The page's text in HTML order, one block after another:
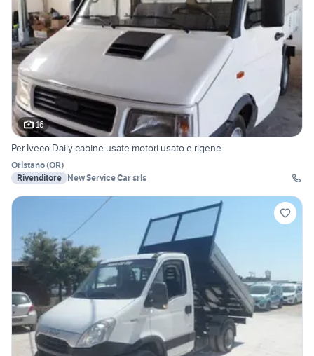
16
Per Iveco Daily cabine usate motori usato e rigene
Oristano(OR)
Rivenditore New Service Car srls